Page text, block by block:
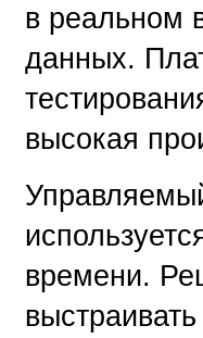
в реальном
данных.
высокая
времени.